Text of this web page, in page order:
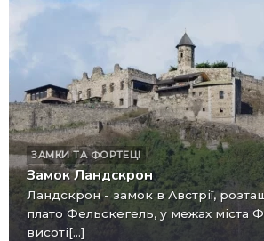
ЗАМКИ ТА ФОРТЕЦІ
Замок Ландскрон
Ландскрон - замок в Австрії, розташований на
плато Фельскегель, у межах міста
висоті[...]